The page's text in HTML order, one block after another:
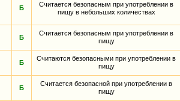
Б
Считается безопасным при употреблении в
пищу в небольших количествах
Б
Считается безопасным при употреблении в
пищу
Б
Считаются безопасными при употреблении в
пищу
Б
Считается безопасной при употреблении в
пищу